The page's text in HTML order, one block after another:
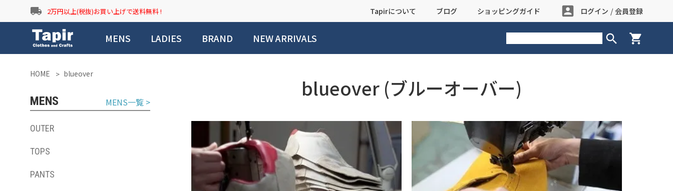
local_shipping 2万円以上(税抜)お買い上げで送料無料 ! Tapirについて ブログ ショッピングガイド account_box ログイン / 会員登録
MENS LADIES BRAND NEW ARRIVALS search shopping_cart
blueover (ブルーオーバー)
HOME blueover
MENS MENS一覧 >
OUTER
TOPS
PANTS